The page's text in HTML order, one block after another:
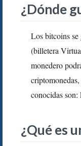
¿Dónde
Los bitcoins se
(billetera
monedero
conocidas
¿Qué es